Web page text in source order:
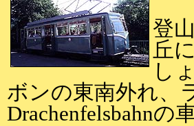
登
丘
し
ボンの東南外れ、
Drachenfelsbahn